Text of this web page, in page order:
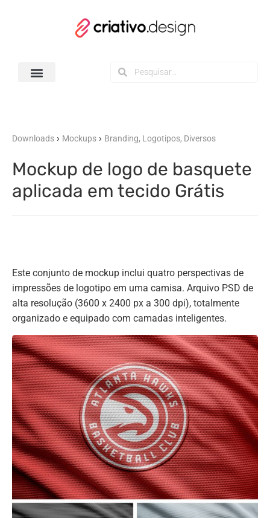
Downloads › Mockups › Branding, Logotipos, Diversos
Mockup de logo de basquete
aplicada em tecido Grátis
Este conjunto de mockup inclui quatro perspectivas de
impressões de logotipo em uma camisa. Arquivo PSD de
alta resolução (3600 x 2400 px a 300 dpi), totalmente
organizado e equipado com camadas inteligentes.